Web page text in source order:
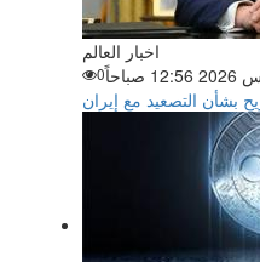
اخبار العالم
0
بشأن التصعيد مع إيران